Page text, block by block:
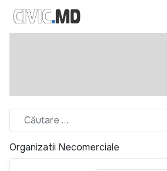
Organizatii Necomerciale